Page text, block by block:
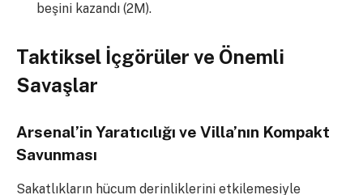
beşini kazandı (2M).
Taktiksel İçgörüler ve Önemli
Savaşlar
Arsenal’in Yaratıcılığı ve Villa’nın Kompakt
Savunması
Sakatlıkların hücum derinliklerini etkilemesiyle